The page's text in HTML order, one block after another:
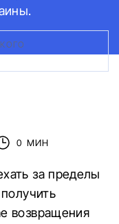
0 МИН
за пределы
возвращения